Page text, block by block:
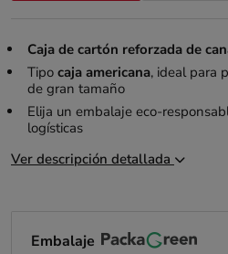
Caja de cartón reforzada de
Tipo caja americana, ideal para
de gran tamaño
Elija un embalaje eco-
logísticas
Ver descripción detallada
Embalaje